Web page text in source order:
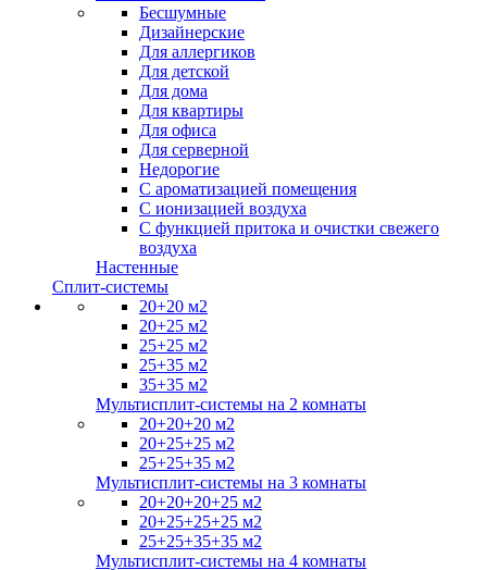
Бесшумные
Дизайнерские
Для аллергиков
Для детской
Для дома
Для квартиры
Для офиса
Для серверной
Недорогие
С ароматизацией помещения
С ионизацией воздуха
С функцией притока и очистки свежего
воздуха
Настенные
Сплит-системы
20+20 м2
20+25 м2
25+25 м2
25+35 м2
35+35 м2
Мультисплит-системы на 2 комнаты
20+20+20 м2
20+25+25 м2
25+25+35 м2
Мультисплит-системы на 3 комнаты
20+20+20+25 м2
20+25+25+25 м2
25+25+35+35 м2
Мультисплит-системы на 4 комнаты